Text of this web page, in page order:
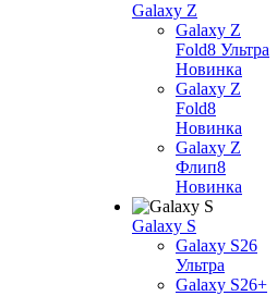
Galaxy Z
Galaxy Z
Fold8 Ультра
Новинка
Galaxy Z
Fold8
Новинка
Galaxy Z
Флип8
Новинка
Galaxy S
Galaxy S26
Ультра
Galaxy S26+